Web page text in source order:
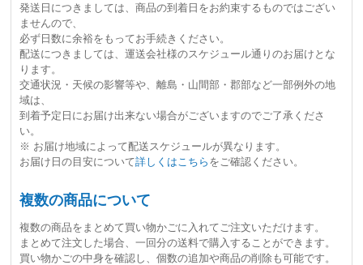
発送日につきましては、商品の到着日をお約束するものではござい
ませんので、
必ず日数に余裕をもってお手続きください。
配送につきましては、運送会社様のスケジュール通りのお届けとな
ります。
交通状況・天候の影響等や、離島・山間部・郡部など一部例外の地
域は、
到着予定日にお届け出来ない場合がございますのでご了承くださ
い。
※ お届け地域によって配送スケジュールが異なります。
お届け日の目安について詳しくはこちら をご確認ください。
複数の商品について
複数の商品をまとめて買い物かごに入れてご注文いただけます。
まとめて注文した場合、一回分の送料で購入することができます。
買い物かごの中身を確認し、個数の追加や商品の削除も可能です。